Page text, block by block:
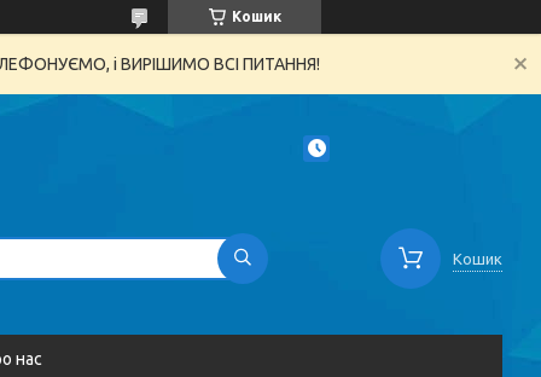
Кошик
і ВИРІШИМО ВСІ ПИТАННЯ!
Кошик
нас